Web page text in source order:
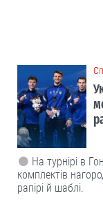
На турнірі в
комплектів
рапірі й шаблі.